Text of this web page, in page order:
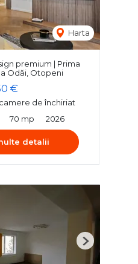
Harta
premium | Prima
Odăi, Otopeni
€
de închiriat
70 mp 2026
detalii
Next